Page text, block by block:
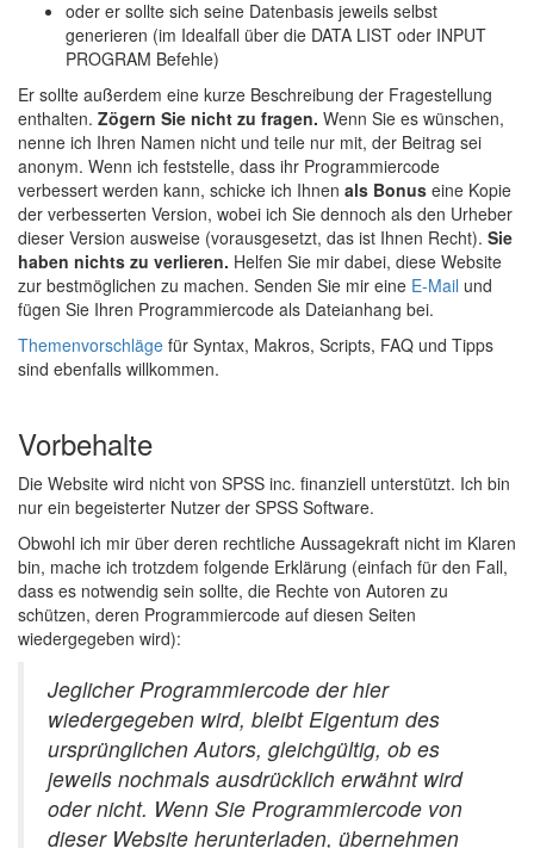
oder er sollte sich seine Datenbasis jeweils selbst
generieren (im Idealfall über die DATA LIST oder INPUT
PROGRAM Befehle)
Er sollte außerdem eine kurze Beschreibung der Fragestellung
enthalten. Zögern Sie nicht zu fragen. Wenn Sie es wünschen,
nenne ich Ihren Namen nicht und teile nur mit, der Beitrag sei
anonym. Wenn ich feststelle, dass ihr Programmiercode
verbessert werden kann, schicke ich Ihnen als Bonus eine Kopie
der verbesserten Version, wobei ich Sie dennoch als den Urheber
dieser Version ausweise (vorausgesetzt, das ist Ihnen Recht). Sie
haben nichts zu verlieren. Helfen Sie mir dabei, diese Website
zur bestmöglichen zu machen. Senden Sie mir eine E-Mail und
fügen Sie Ihren Programmiercode als Dateianhang bei.
Themenvorschläge für Syntax, Makros, Scripts, FAQ und Tipps
sind ebenfalls willkommen.
Vorbehalte
Die Website wird nicht von SPSS inc. finanziell unterstützt. Ich bin
nur ein begeisterter Nutzer der SPSS Software.
Obwohl ich mir über deren rechtliche Aussagekraft nicht im Klaren
bin, mache ich trotzdem folgende Erklärung (einfach für den Fall,
dass es notwendig sein sollte, die Rechte von Autoren zu
schützen, deren Programmiercode auf diesen Seiten
wiedergegeben wird):
Jeglicher Programmiercode der hier
wiedergegeben wird, bleibt Eigentum des
ursprünglichen Autors, gleichgültig, ob es
jeweils nochmals ausdrücklich erwähnt wird
oder nicht. Wenn Sie Programmiercode von
dieser Website herunterladen, übernehmen